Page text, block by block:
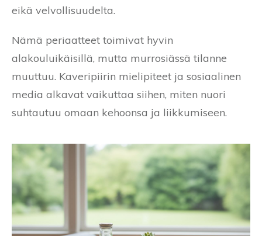
eikä velvollisuudelta.
Nämä periaatteet toimivat hyvin
alakouluikäisillä, mutta murrosiässä tilanne
muuttuu. Kaveripiirin mielipiteet ja sosiaalinen
media alkavat vaikuttaa siihen, miten nuori
suhtautuu omaan kehoonsa ja liikkumiseen.